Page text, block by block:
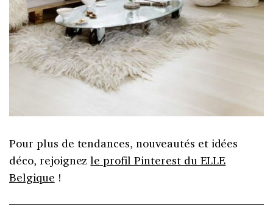
Pour plus de tendances, nouveautés et idées
déco, rejoignezle profil Pinterest du ELLE
Belgique !